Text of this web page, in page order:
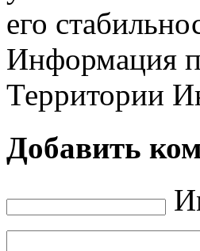
его
Информация
Территории
Добавить